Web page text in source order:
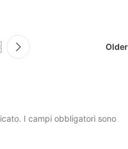
Older
I campi obbligatori sono